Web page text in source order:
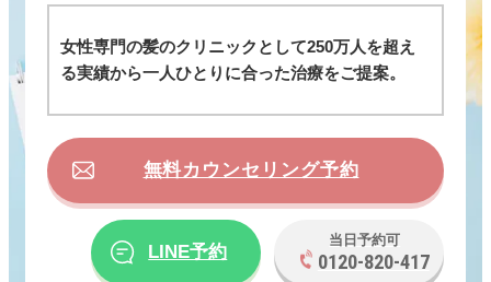
女性専門の髪のクリニックとして250万人を超え
る実績から一人ひとりに合った治療をご提案。
無料カウンセリング予約
LINE予約
当日予約可
0120-820-417